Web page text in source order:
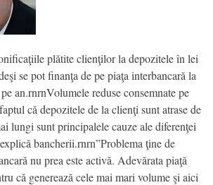
plătite clienţilor la depozitele în lei
se pot finanţa de pe piaţa interbancară la
an.rnrnVolumele reduse consemnate pe
că depozitele de la clienţi sunt atrase de
lungi sunt principalele cauze ale diferenţei
bancherii.rnrn”Problema ţine de
nu prea este activă. Adevărata piaţă
că generează cele mai mari volume şi aici